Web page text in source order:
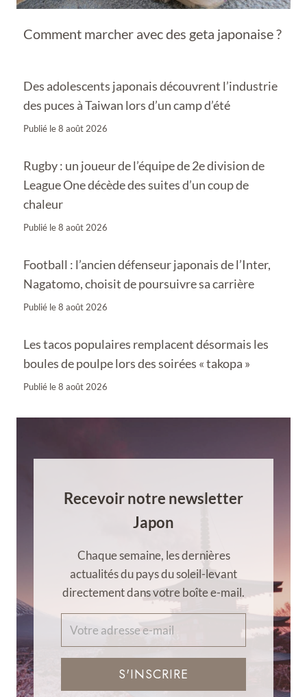
Comment marcher avec des geta japonaise ?
Des adolescents japonais découvrent l’industrie
des puces à Taiwan lors d’un camp d’été
Publié le8 août 2026
Rugby : un joueur de l’équipe de 2e division de
League One décède des suites d’un coup de
chaleur
Publié le8 août 2026
Football : l’ancien défenseur japonais de l’Inter,
Nagatomo, choisit de poursuivre sa carrière
Publié le8 août 2026
Les tacos populaires remplacent désormais les
boules de poulpe lors des soirées « takopa »
Publié le8 août 2026
Recevoir notre newsletter
Japon
Chaque semaine, les dernières
actualités du pays du soleil-levant
directement dans votre boîte e-mail.
S'INSCRIRE